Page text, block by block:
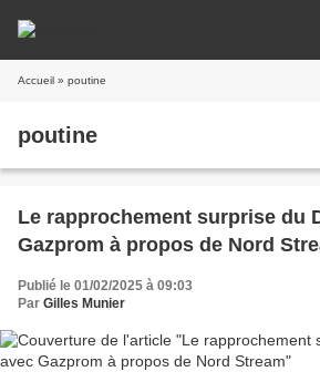
Accueil » poutine
poutine
Le rapprochement surprise du
Gazprom à propos de Nord
Publié le 01/02/2025 à 09:03
Par Gilles Munier